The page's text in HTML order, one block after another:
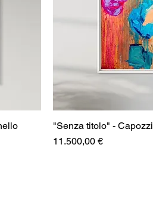
"Senza titolo" - Capozzi
Prezzo
11.500,00 €